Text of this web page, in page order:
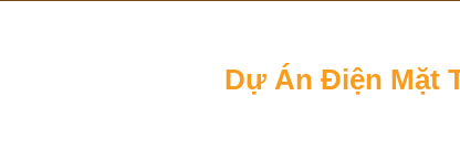
Dự Án Điện Mặt